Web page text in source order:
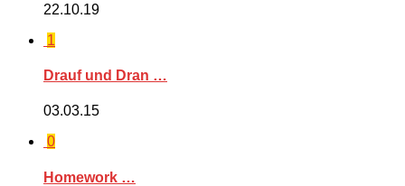
22.10.19
1
Drauf und Dran …
03.03.15
0
Homework …